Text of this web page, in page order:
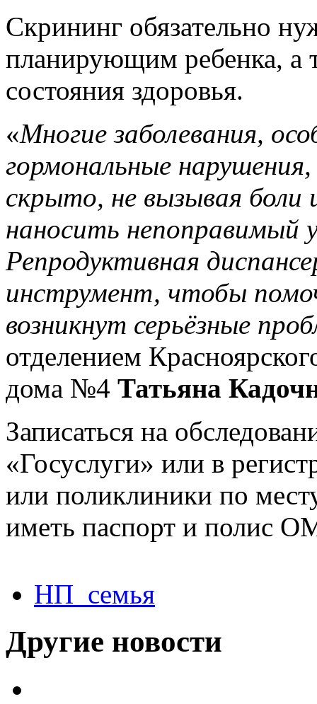
Скрининг обязательно
планирующим ребенка, а
состояния здоровья.
«Многие заболевания,
гормональные
скрыто, не вызывая
наносить непоправимый
Репродуктивная
инструмент, чтобы
возникнут серьёзные
отделением
дома №4 Татьяна
Записаться на
«Госуслуги» или в
или поликлиники по
иметь паспорт и полис
НП_семья
Другие новости